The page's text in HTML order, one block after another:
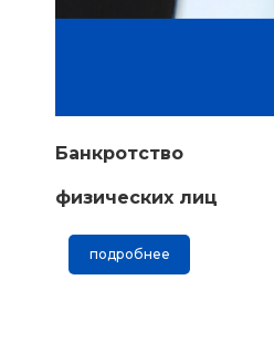
Банкротство
физических лиц
подробнее